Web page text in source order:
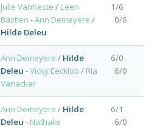
Julie Vanheste / Leen
Bastien -Ann Demeyere /
Hilde Deleu
1/6
0/6
Ann Demeyere / Hilde
Deleu -Vicky Eeckloo / Ria
Vanacker
6/0
6/0
Ann Demeyere / Hilde
Deleu - Nathalie
6/1
6/0